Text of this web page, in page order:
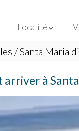
Localité
/Santa Maria
à